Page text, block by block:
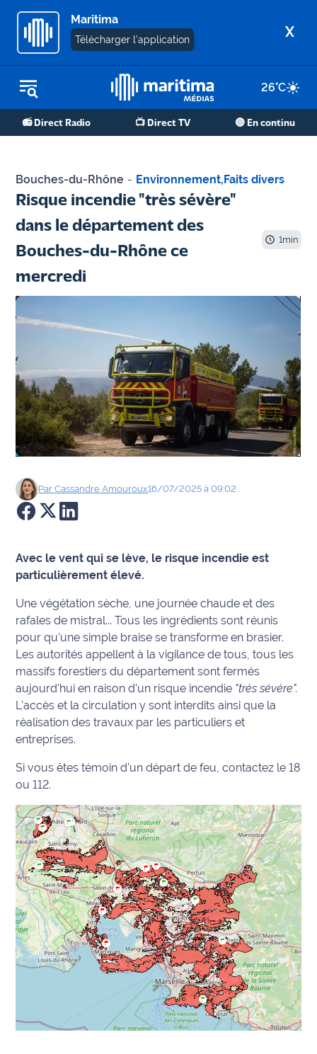
Maritima
Télécharger l'application X
26°C
📻 Direct Radio 📺 Direct TV 🔴 En continu
REPLAY RADIO
REPLAY TV
Martigues
- Etang
de Berre
Marseille
- Aix
Faits
divers
Sports
Société
Culture
Éducation
Environnement
Info
route
Justice
Loisirs
Météo
Politique
Santé
Social
Transport
National
International
Municipales
Bouches-du-Rhône - Environnement,Faits divers
Risque incendie "très sévère"
dans le département des
Bouches-du-Rhône ce
mercredi
1min
ParCassandre Amouroux16/07/2025 à 09:02
Avec le vent qui se lève, le risque incendie est
particulièrement élevé.
Une végétation sèche, une journée chaude et des
rafales de mistral... Tous les ingrédients sont réunis
pour qu'une simple braise se transforme en brasier.
Les autorités appellent à la vigilance de tous, tous les
massifs forestiers du département sont fermés
aujourd'hui en raison d'un risque incendie "très sévère".
L'accès et la circulation y sont interdits ainsi que la
réalisation des travaux par les particuliers et
entreprises.
Si vous êtes témoin d'un départ de feu, contactez le 18
ou 112.